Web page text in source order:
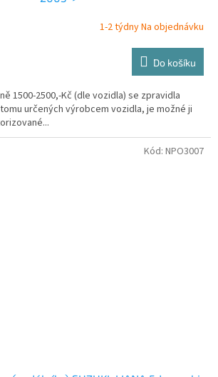
1-2 týdny Na objednávku
Do košíku
1500-2500,-Kč (dle vozidla) se zpravidla
určených výrobcem vozidla, je možné ji
Kód: NPO3007